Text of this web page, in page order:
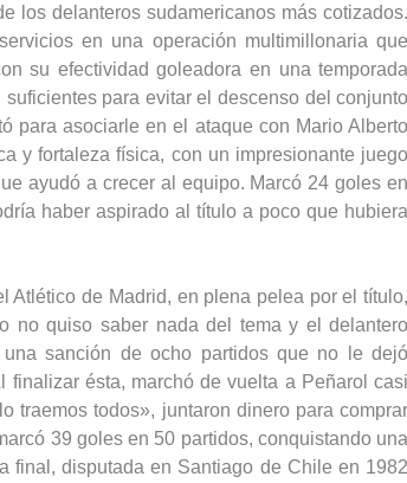
los delanteros sudamericanos más cotizados.
en una operación multimillonaria que
su efectividad goleadora en una temporada
para evitar el descenso del conjunto
para asociarle en el ataque con Mario Alberto
y fortaleza física, con un impresionante juego
ayudó a crecer al equipo. Marcó 24 goles en
haber aspirado al título a poco que hubiera
Atlético de Madrid, en plena pelea por el título,
no quiso saber nada del tema y el delantero
sanción de ocho partidos que no le dejó
ésta, marchó de vuelta a Peñarol casi
traemos todos», juntaron dinero para comprar
39 goles en 50 partidos, conquistando una
final, disputada en Santiago de Chile en 1982